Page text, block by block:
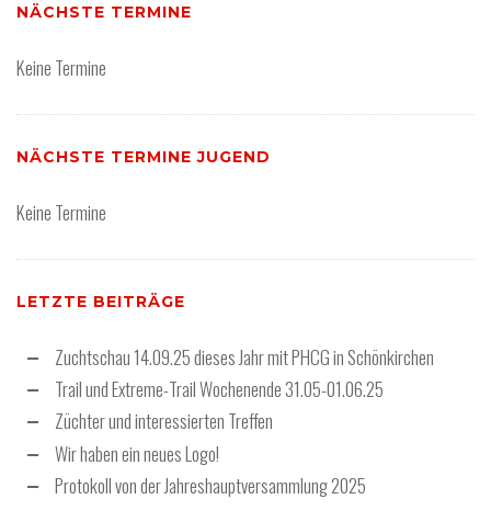
NÄCHSTE TERMINE
Keine Termine
NÄCHSTE TERMINE JUGEND
Keine Termine
LETZTE BEITRÄGE
Zuchtschau 14.09.25 dieses Jahr mit PHCG in Schönkirchen
Trail und Extreme-Trail Wochenende 31.05-01.06.25
Züchter und interessierten Treffen
Wir haben ein neues Logo!
Protokoll von der Jahreshauptversammlung 2025